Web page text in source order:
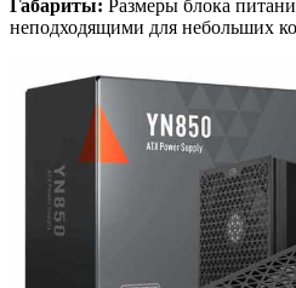
Габариты: Размеры блока
неподходящими для небольших